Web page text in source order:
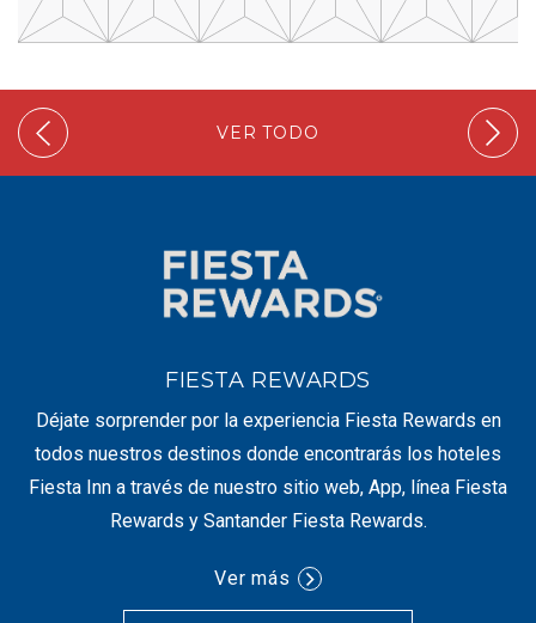
VER TODO
FIESTA REWARDS
Déjate sorprender por la experiencia Fiesta Rewards en
todos nuestros destinos donde encontrarás los hoteles
Fiesta Inn a través de nuestro sitio web, App, línea Fiesta
Rewards y Santander Fiesta Rewards.
Ver más